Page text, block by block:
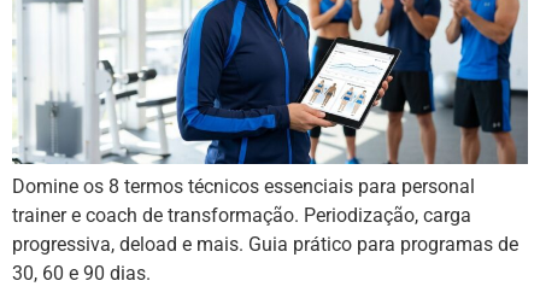
Domine os 8 termos técnicos essenciais para personal
trainer e coach de transformação. Periodização, carga
progressiva, deload e mais. Guia prático para programas de
30, 60 e 90 dias.